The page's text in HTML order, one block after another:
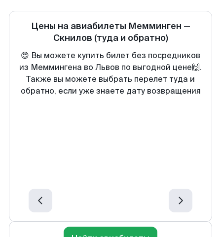
Цены на авиабилеты Мемминген —
Скнилов (туда и обратно)
😍 Вы можете купить билет без посредников
из Меммингена во Львов по выгодной цене🙌.
Также вы можете выбрать перелет туда и
обратно, если уже знаете дату возвращения